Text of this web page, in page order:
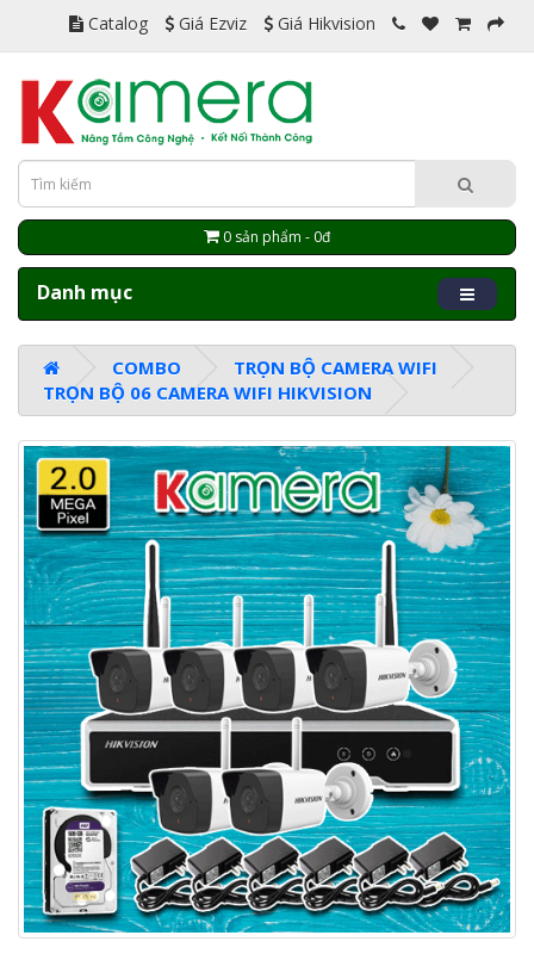
Catalog Giá Ezviz Giá Hikvision
0 sản phẩm - 0đ
Danh mục
COMBO
TRỌN BỘ CAMERA WIFI
TRỌN BỘ 06 CAMERA WIFI HIKVISION